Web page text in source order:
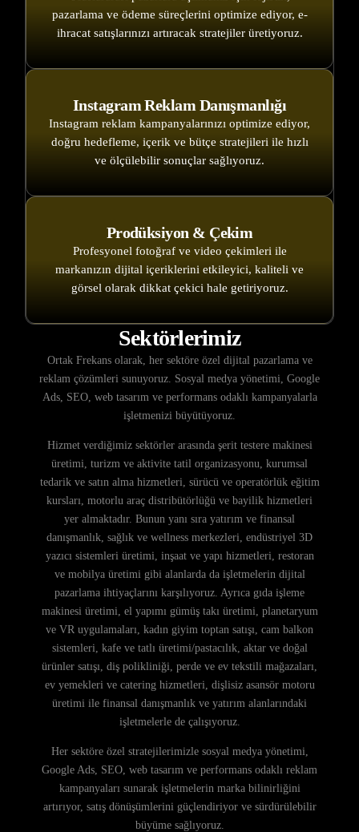
pazarlama ve ödeme süreçlerini optimize ediyor, e-
ihracat satışlarınızı artıracak stratejiler üretiyoruz.
Instagram Reklam Danışmanlığı
Instagram reklam kampanyalarınızı optimize ediyor,
doğru hedefleme, içerik ve bütçe stratejileri ile hızlı
ve ölçülebilir sonuçlar sağlıyoruz.
Prodüksiyon & Çekim
Profesyonel fotoğraf ve video çekimleri ile
markanızın dijital içeriklerini etkileyici, kaliteli ve
görsel olarak dikkat çekici hale getiriyoruz.
Sektörlerimiz
Ortak Frekans olarak, her sektöre özel dijital pazarlama ve
reklam çözümleri sunuyoruz. Sosyal medya yönetimi, Google
Ads, SEO, web tasarım ve performans odaklı kampanyalarla
işletmenizi büyütüyoruz.
Hizmet verdiğimiz sektörler arasında şerit testere makinesi
üretimi, turizm ve aktivite tatil organizasyonu, kurumsal
tedarik ve satın alma hizmetleri, sürücü ve operatörlük eğitim
kursları, motorlu araç distribütörlüğü ve bayilik hizmetleri
yer almaktadır. Bunun yanı sıra yatırım ve finansal
danışmanlık, sağlık ve wellness merkezleri, endüstriyel 3D
yazıcı sistemleri üretimi, inşaat ve yapı hizmetleri, restoran
ve mobilya üretimi gibi alanlarda da işletmelerin dijital
pazarlama ihtiyaçlarını karşılıyoruz. Ayrıca gıda işleme
makinesi üretimi, el yapımı gümüş takı üretimi, planetaryum
ve VR uygulamaları, kadın giyim toptan satışı, cam balkon
sistemleri, kafe ve tatlı üretimi/pastacılık, aktar ve doğal
ürünler satışı, diş polikliniği, perde ve ev tekstili mağazaları,
ev yemekleri ve catering hizmetleri, dişlisiz asansör motoru
üretimi ile finansal danışmanlık ve yatırım alanlarındaki
işletmelerle de çalışıyoruz.
Her sektöre özel stratejilerimizle sosyal medya yönetimi,
Google Ads, SEO, web tasarım ve performans odaklı reklam
kampanyaları sunarak işletmelerin marka bilinirliğini
artırıyor, satış dönüşümlerini güçlendiriyor ve sürdürülebilir
büyüme sağlıyoruz.